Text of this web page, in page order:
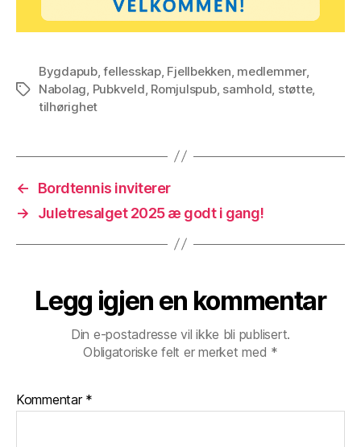
Stikkord
Bygdapub,fellesskap, Fjellbekken medlemmer,
Nabolag Pubkveld Romjulspub, samhold støtte,
tilhørighet
←
Bordtennis inviterer
→
Juletresalget 2025 æ godt i gang!
Legg igjen en kommentar
Din e-postadresse vil ikke bli publisert.
Obligatoriske felt er merket med *
Kommentar *